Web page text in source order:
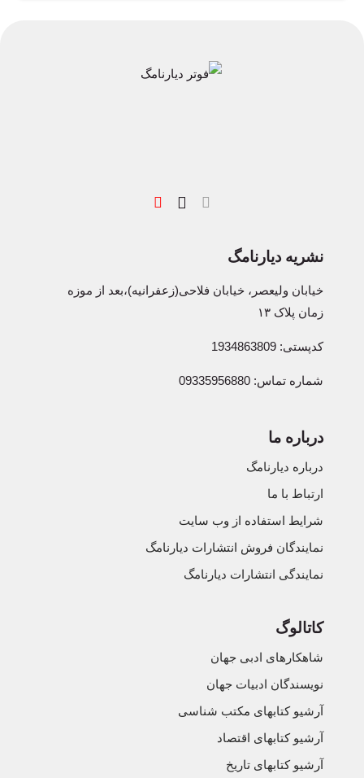
نشریه دیارنامگ
خیابان ولیعصر، خیابان فلاحی(زعفرانیه)،بعد از موزه
زمان پلاک ۱۳
کدپستی: 1934863809
شماره تماس: 09335956880
درباره ما
درباره دیارنامگ
ارتباط با ما
شرایط استفاده از وب سایت
نمایندگان فروش انتشارات دیارنامگ
نمایندگی انتشارات دیارنامگ
کاتالوگ
شاهکارهای ادبی جهان
نویسندگان ادبیات جهان
آرشیو کتابهای مکتب شناسی
آرشیو کتابهای اقتصاد
آرشیو کتابهای تاریخ